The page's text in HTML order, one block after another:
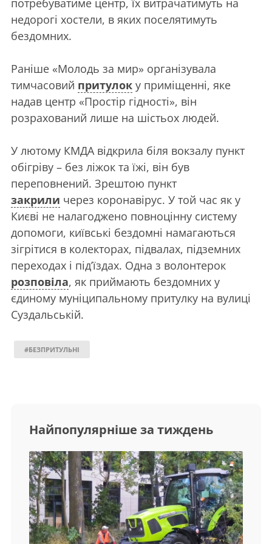
потребуватиме центр, їх витрачатимуть на
недорогі хостели, в яких поселятимуть
бездомних.
Раніше «Молодь за мир» організувала
тимчасовий притулок у приміщенні, яке
надав центр «Простір гідності», він
розрахований лише на шістьох людей.
У лютому КМДА відкрила біля вокзалу пункт
обігріву – без ліжок та їжі, він був
переповнений. Зрештою пункт
закрили через коронавірус. У той час як у
Києві не налагоджено повноцінну систему
допомоги, київські бездомні намагаються
зігрітися в колекторах, підвалах, підземних
переходах і під’їздах. Одна з волонтерок
розповіла, як приймають бездомних у
єдиному муніципальному притулку на вулиці
Суздальській.
#БЕЗПРИТУЛЬНІ
Найпопулярніше за тиждень